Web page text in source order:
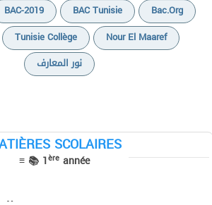
BAC-2019 BAC Tunisie
Bac.org
Tunisie Collège
Nour El Maaref
نور المعارف
SCOLAIRES
≡ 📚 1ère année